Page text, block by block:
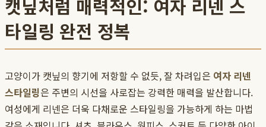
캣닢처럼 매력적인: 여자 리넨 스
타일링 완전 정복
고양이가 캣닢의 향기에 저항할 수 없듯, 잘 차려입은 여자 리넨
스타일링은 주변의 시선을 사로잡는 강력한 매력을 발산합니다.
여성에게 리넨은 더욱 다채로운 스타일링을 가능하게 하는 마법